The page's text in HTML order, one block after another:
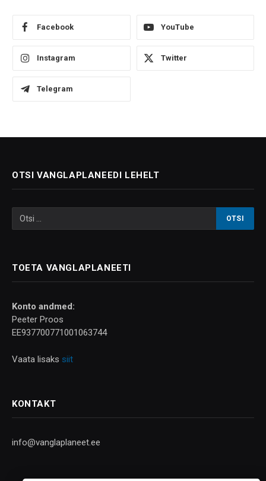
Facebook YouTube
Instagram Twitter
Telegram
OTSI VANGLAPLANEEDI LEHELT
TOETA VANGLAPLANEETI
Konto andmed:
Peeter Proos
EE937700771001063744
Vaata lisaks siit
KONTAKT
info@vanglaplaneet.ee